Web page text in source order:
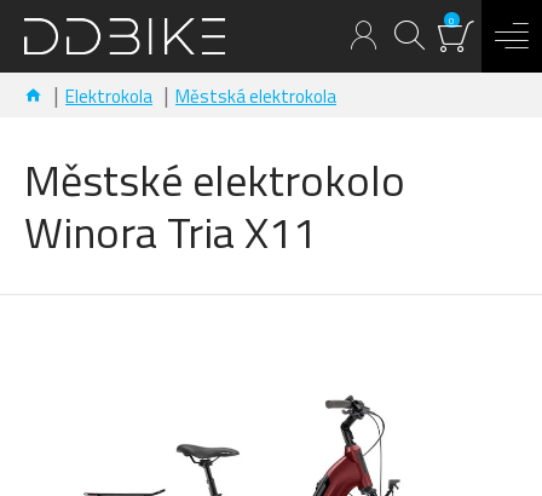
0
Elektrokola Městská elektrokola
Městské elektrokolo
Winora Tria X11